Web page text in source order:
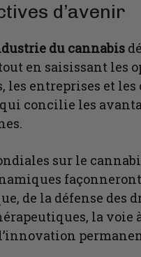
d’avenir
du cannabis
en saisissant les
les entreprises et
concilie les
sur le
de la défense des
la